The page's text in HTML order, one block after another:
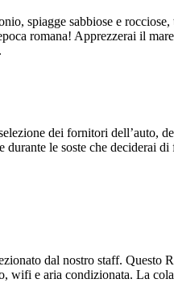
spiagge sabbiose e
romana! Apprezzerai il
dei fornitori dell’auto,
le soste che deciderai
dal nostro staff.
wifi e aria condizionata. La